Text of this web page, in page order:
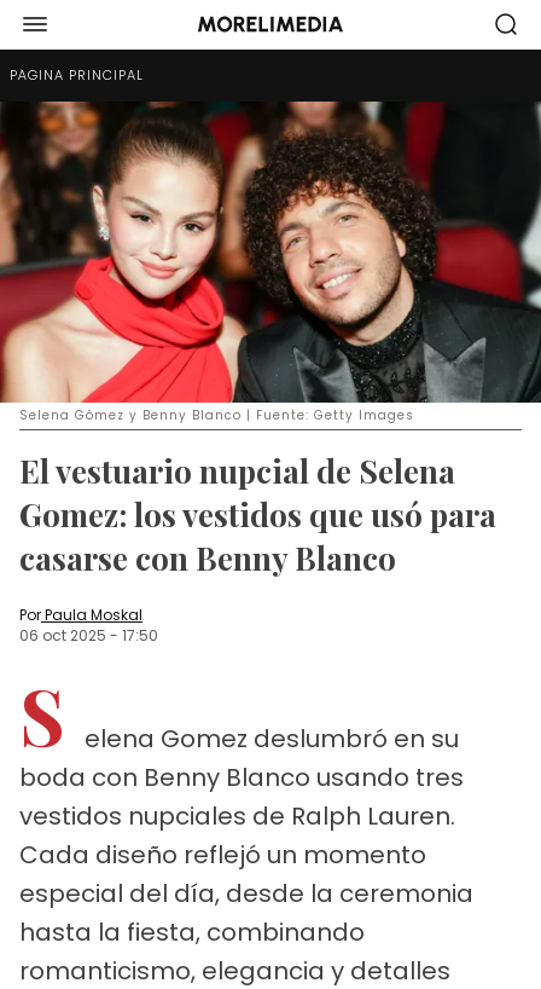
PÁGINA PRINCIPAL
Selena Gómez y Benny Blanco | Fuente: Getty Images
El vestuario nupcial de Selena
Gomez: los vestidos que usó para
casarse con Benny Blanco
PorPaula Moskal
06 oct 2025 - 17:50
S
elena Gomez deslumbró en su
boda con Benny Blanco usando tres
vestidos nupciales de Ralph Lauren.
Cada diseño reflejó un momento
especial del día, desde la ceremonia
hasta la fiesta, combinando
romanticismo, elegancia y detalles